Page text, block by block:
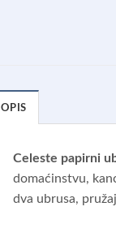
OPIS
Celeste papirni
domaćinstvu,
dva ubrusa,